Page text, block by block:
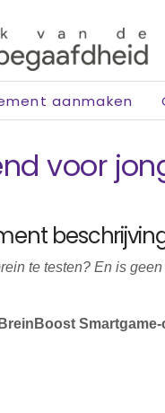
aanmaken
voor
te testen? En is
BreinBoost Smartgame-